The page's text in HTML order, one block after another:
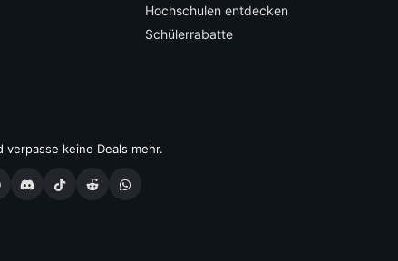
Hochschulen entdecken
Schülerrabatte
verpasse keine Deals mehr.